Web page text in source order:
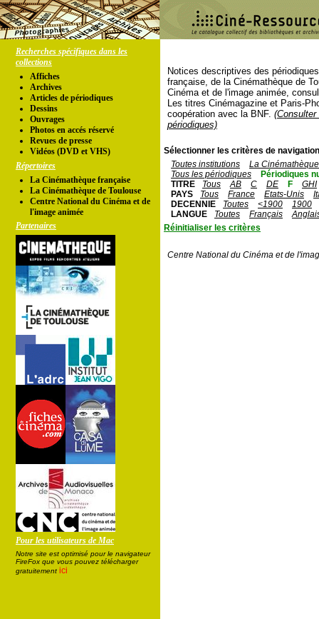
Recherches spécifiques dans les
collections
Affiches
Archives
Articles de périodiques
Dessins
Ouvrages
Photos en accés réservé
Revues de presse
Vidéos (DVD et VHS)
Répertoires
La Cinémathèque française
La Cinémathèque de Toulouse
Centre National du Cinéma et de
l'image animée
Partenaires
Pour les utilisateurs de Mac
Notre site est optimisé pour le navigateur
FireFox que vous pouvez télécharger
gratuitement ici
Notices descriptives des
française, de la Cinémathèque de
Cinéma et de l'image animée,
Les titres Cinémagazine et Paris-
coopération avec la BNF.
périodiques)
Sélectionner les critères de
Toutes institutions
La
Tous les périodiques
Périodiques
TITRE
Tous AB C DE F
GHI
PAYS
Tous France Etats-Unis
DECENNIE
Toutes <1900
1900
LANGUE
Toutes Français
Réinitialiser les critères
Centre National du Cinéma et de